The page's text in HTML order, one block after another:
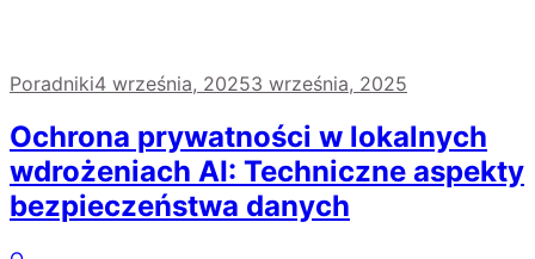
Poradniki4 września, 20253 września, 2025
Ochrona prywatności w lokalnych
wdrożeniach AI: Techniczne aspekty
bezpieczeństwa danych